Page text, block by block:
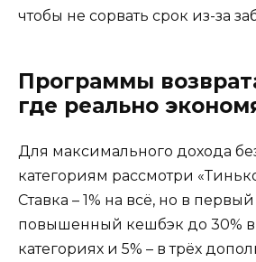
чтобы не сорвать срок из-за
Программы
где реально
Для максимального дохода
категориям рассмотри
Ставка – 1% на всё, но в
повышенный кешбэк до 30% в
категориях и 5% – в трёх